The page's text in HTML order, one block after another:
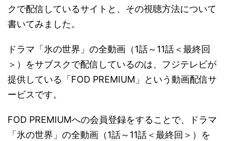
クで配信しているサイトと、その視聴方法について
書いてみました。
ドラマ「氷の世界」の全動画（1話～11話＜最終回
＞）をサブスクで配信しているのは、フジテレビが
提供している「FOD PREMIUM」という動画配信サ
ービスです。
FOD PREMIUMへの会員登録をすることで、ドラマ
「氷の世界」の全動画（1話～11話＜最終回＞）を